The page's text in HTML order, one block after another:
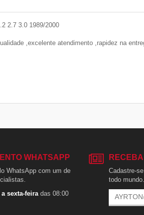
2.7 3.0 1989/2000
,excelente atendimento ,rapidez na
WHATSAPP
WhatsApp com um de
sexta-feira das 08:00
Cadastre-
todo mundo.